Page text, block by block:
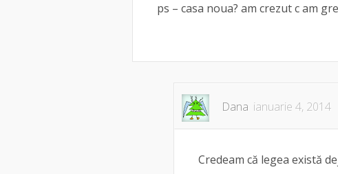
ps – casa noua? am crezut c am
Dana ianuarie 4, 2014
Credeam că legea există